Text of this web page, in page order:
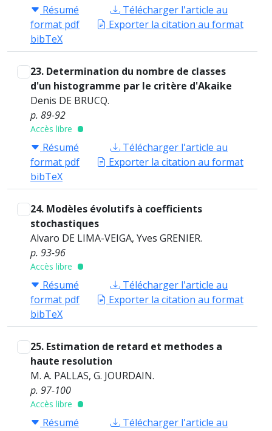
Résumé
Télécharger l'article au
format pdf
Exporter la citation au format
bibTeX
23. Determination du nombre de classes
d'un histogramme par le critère d'Akaike
Denis DE BRUCQ.
p. 89-92
Accès libre
Résumé
Télécharger l'article au
format pdf
Exporter la citation au format
bibTeX
24. Modèles évolutifs à coefficients
stochastiques
Alvaro DE LIMA-VEIGA, Yves GRENIER.
p. 93-96
Accès libre
Résumé
Télécharger l'article au
format pdf
Exporter la citation au format
bibTeX
25. Estimation de retard et methodes a
haute resolution
M. A. PALLAS, G. JOURDAIN.
p. 97-100
Accès libre
Résumé
Télécharger l'article au